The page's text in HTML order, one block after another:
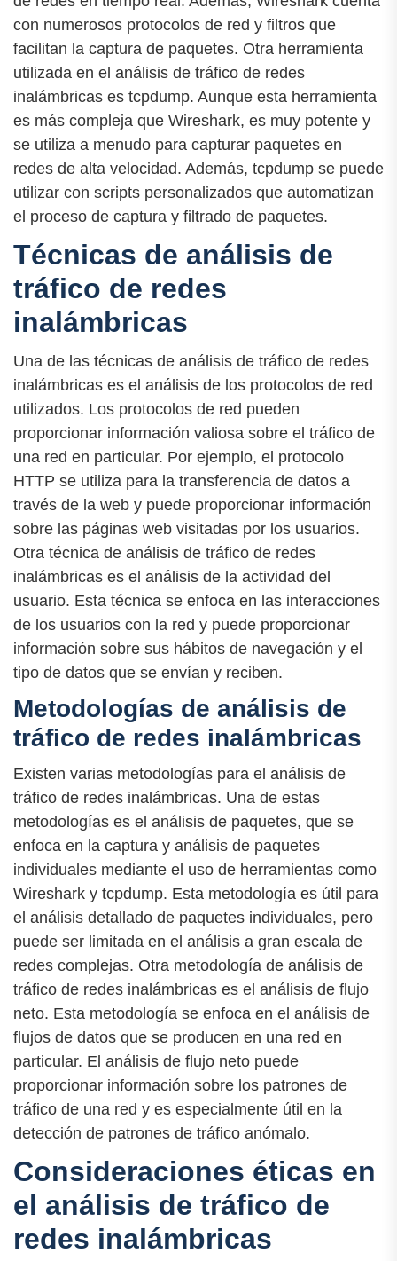
con numerosos protocolos de red y filtros que
facilitan la captura de paquetes. Otra herramienta
utilizada en el análisis de tráfico de redes
inalámbricas es tcpdump. Aunque esta herramienta
es más compleja que Wireshark, es muy potente y
se utiliza a menudo para capturar paquetes en
redes de alta velocidad. Además, tcpdump se puede
utilizar con scripts personalizados que automatizan
el proceso de captura y filtrado de paquetes.
Técnicas de análisis de
tráfico de redes
inalámbricas
Una de las técnicas de análisis de tráfico de redes
inalámbricas es el análisis de los protocolos de red
utilizados. Los protocolos de red pueden
proporcionar información valiosa sobre el tráfico de
una red en particular. Por ejemplo, el protocolo
HTTP se utiliza para la transferencia de datos a
través de la web y puede proporcionar información
sobre las páginas web visitadas por los usuarios.
Otra técnica de análisis de tráfico de redes
inalámbricas es el análisis de la actividad del
usuario. Esta técnica se enfoca en las interacciones
de los usuarios con la red y puede proporcionar
información sobre sus hábitos de navegación y el
tipo de datos que se envían y reciben.
Metodologías de análisis de
tráfico de redes inalámbricas
Existen varias metodologías para el análisis de
tráfico de redes inalámbricas. Una de estas
metodologías es el análisis de paquetes, que se
enfoca en la captura y análisis de paquetes
individuales mediante el uso de herramientas como
Wireshark y tcpdump. Esta metodología es útil para
el análisis detallado de paquetes individuales, pero
puede ser limitada en el análisis a gran escala de
redes complejas. Otra metodología de análisis de
tráfico de redes inalámbricas es el análisis de flujo
neto. Esta metodología se enfoca en el análisis de
flujos de datos que se producen en una red en
particular. El análisis de flujo neto puede
proporcionar información sobre los patrones de
tráfico de una red y es especialmente útil en la
detección de patrones de tráfico anómalo.
Consideraciones éticas en
el análisis de tráfico de
redes inalámbricas